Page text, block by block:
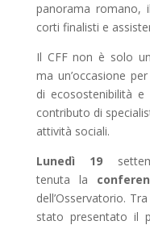
panorama romano,
corti finalisti e
Il CFF non è solo
ma un’occasione
di ecosostenibilità
contributo di
attività sociali.
Lunedì 19
tenuta la
dell’Osservatorio.
stato presentato il